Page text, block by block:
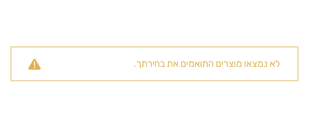
לא נמצאו מוצרים התואמים את בחירתך.